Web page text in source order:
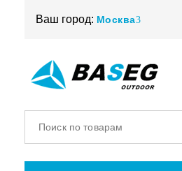
Ваш город: Москва